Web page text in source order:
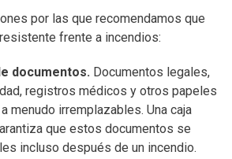
por las que recomendamos que
frente a incendios:
documentos. Documentos legales,
registros médicos y otros papeles
menudo irremplazables. Una caja
que estos documentos se
incluso después de un incendio.